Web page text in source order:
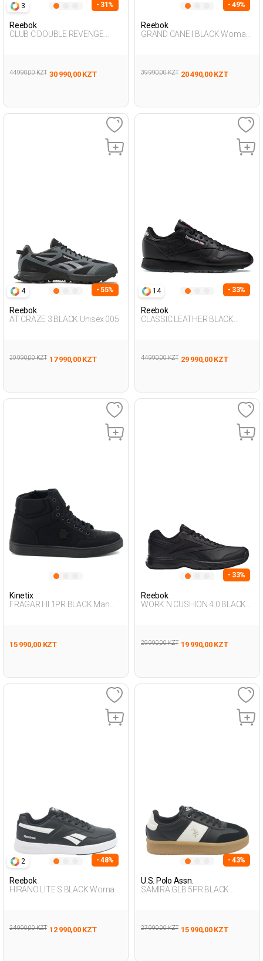
3 - 31%
Reebok
CLUB C DOUBLE REVENGE
44 990,00 KZT 30 990,00 KZT
- 49%
Reebok
GRAND CANE I BLACK Woman
39 990,00 KZT 20 490,00 KZT
4 - 55%
Reebok
AT CRAZE 3 BLACK Unisex 005
39 990,00 KZT 17 990,00 KZT
14 - 33%
Reebok
CLASSIC LEATHER BLACK
44 990,00 KZT 29 990,00 KZT
Kinetix
FRAGAR HI 1PR BLACK Man
15 990,00 KZT
- 33%
Reebok
WORK N CUSHION 4.0 BLACK
29 990,00 KZT 19 990,00 KZT
2 - 48%
Reebok
HIRANO LITE S BLACK Woman
24 990,00 KZT 12 990,00 KZT
- 43%
U.S. Polo Assn.
SAMIRA GLB 5PR BLACK
27 990,00 KZT 15 990,00 KZT